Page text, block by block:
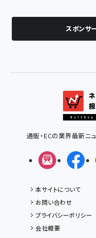
スポンサ
通販・ECの業界最新ニ
メルマガ
本サイトについて
お問い合わせ
プライバシーポリシー
会社概要